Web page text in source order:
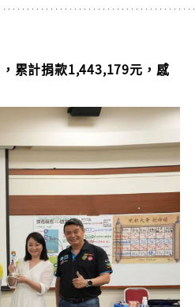
累計捐款1,443,179元，感